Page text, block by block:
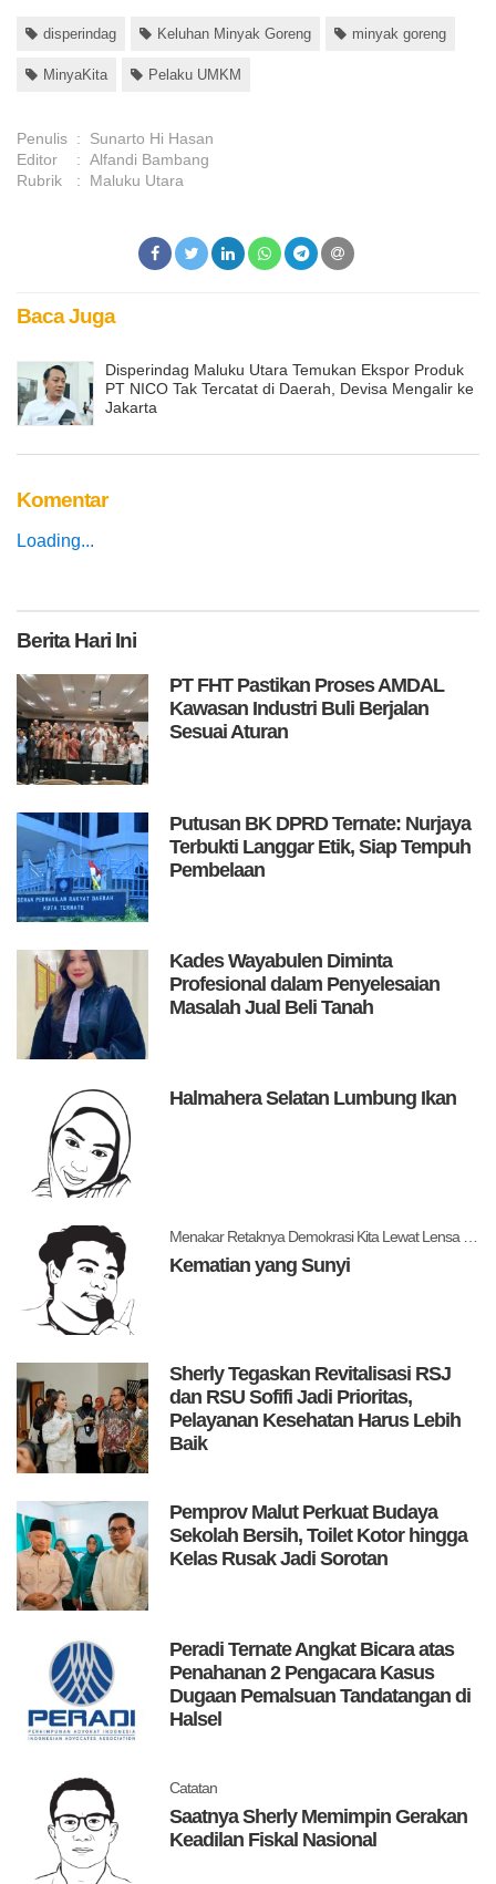
disperindag Keluhan Minyak Goreng minyak goreng
MinyaKita Pelaku UMKM
Penulis :
Sunarto Hi Hasan
Editor
: Alfandi Bambang
Rubrik
: Maluku Utara
Baca Juga
Disperindag Maluku Utara Temukan Ekspor Produk
PT NICO Tak Tercatat di Daerah, Devisa Mengalir ke
Jakarta
Komentar
Loading...
BeritaHari Ini
PT FHT Pastikan Proses AMDAL
Kawasan Industri Buli Berjalan
Sesuai Aturan
Putusan BK DPRD Ternate: Nurjaya
Terbukti Langgar Etik, Siap Tempuh
Pembelaan
Kades Wayabulen Diminta
Profesional dalam Penyelesaian
Masalah Jual Beli Tanah
Halmahera Selatan Lumbung Ikan
Kematian yang Sunyi
Sherly Tegaskan Revitalisasi RSJ
dan RSU Sofifi Jadi Prioritas,
Pelayanan Kesehatan Harus Lebih
Baik
Pemprov Malut Perkuat Budaya
Sekolah Bersih, Toilet Kotor hingga
Kelas Rusak Jadi Sorotan
Peradi Ternate Angkat Bicara atas
Penahanan 2 Pengacara Kasus
Dugaan Pemalsuan Tandatangan di
Halsel
Catatan
Saatnya Sherly Memimpin Gerakan
Keadilan Fiskal Nasional